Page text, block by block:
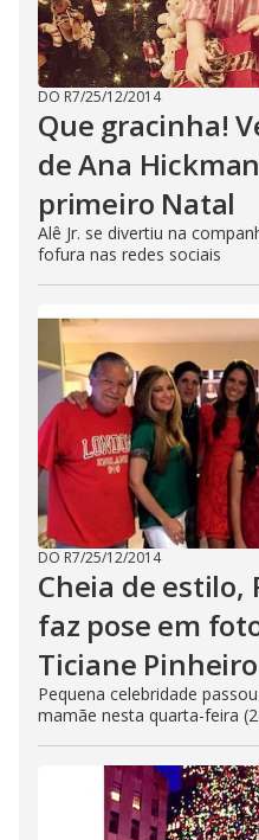
DO R7/25/12/2014
Que gracinha!
de Ana
primeiro Natal
Alê Jr. se divertiu na
fofura nas redes sociais
DO R7/25/12/2014
Cheia de estilo,
faz pose em
Ticiane Pinheiro
Pequena celebridade
mamãe nesta quarta-feira